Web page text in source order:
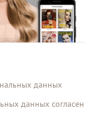
данных
данных согласен